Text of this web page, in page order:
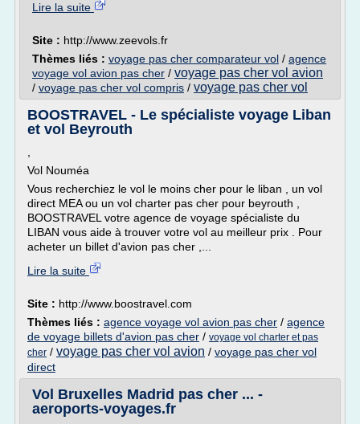
Lire la suite
Site : http://www.zeevols.fr
Thèmes liés : voyage pas cher comparateur vol / agence
voyage vol avion pas cher / voyage pas cher vol avion
/ voyage pas cher vol compris / voyage pas cher vol
BOOSTRAVEL - Le spécialiste voyage Liban
et vol Beyrouth
Vol Nouméa
Vous recherchiez le vol le moins cher pour le liban , un vol
direct MEA ou un vol charter pas cher pour beyrouth ,
BOOSTRAVEL votre agence de voyage spécialiste du
LIBAN vous aide à trouver votre vol au meilleur prix . Pour
acheter un billet d'avion pas cher ,...
Lire la suite
Site : http://www.boostravel.com
Thèmes liés : agence voyage vol avion pas cher / agence
de voyage billets d'avion pas cher / voyage vol charter et pas
cher / voyage pas cher vol avion / voyage pas cher vol
direct
Vol Bruxelles Madrid pas cher ... -
aeroports-voyages.fr